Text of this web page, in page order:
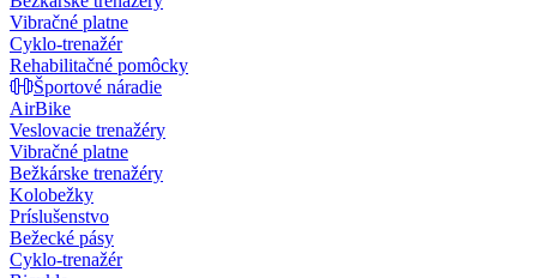
Vibračné platne
Cyklo-trenažér
Rehabilitačné pomôcky
Športové náradie
AirBike
Veslovacie trenažéry
Vibračné platne
Bežkárske trenažéry
Kolobežky
Príslušenstvo
Bežecké pásy
Cyklo-trenažér